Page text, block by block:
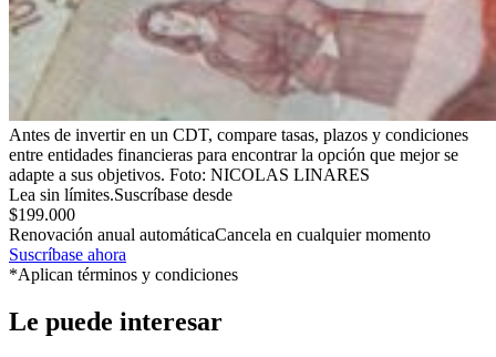
Antes de invertir en un CDT, compare tasas, plazos y condiciones
entre entidades financieras para encontrar la opción que mejor se
adapte a sus objetivos. Foto: NICOLAS LINARES
Lea sin límites.Suscríbase desde
$199.000
Renovación anual automáticaCancela en cualquier momento
Suscríbase ahora
*Aplican términos y condiciones
Le puede interesar